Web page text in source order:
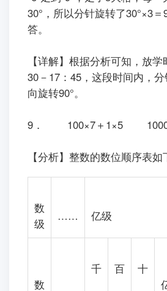
30°，所以分针旋转了30°×3
答。
【详解】根据分析可知，放学
30－17：45，这段时间内，
向旋转90°。
9． 100×7＋1×5
【分析】整数的数位顺序表如
数
级
…… 亿级
数
千 百
十